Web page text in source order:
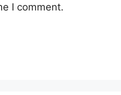
I comment.